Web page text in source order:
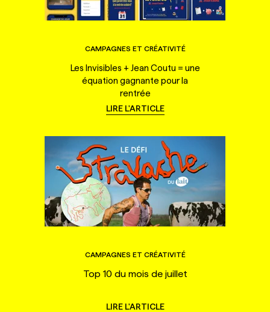
CAMPAGNES ET CRÉATIVITÉ
Les Invisibles + Jean Coutu = une
équation gagnante pour la
rentrée
LIRE L'ARTICLE
CAMPAGNES ET CRÉATIVITÉ
Top 10 du mois de juillet
LIRE L'ARTICLE